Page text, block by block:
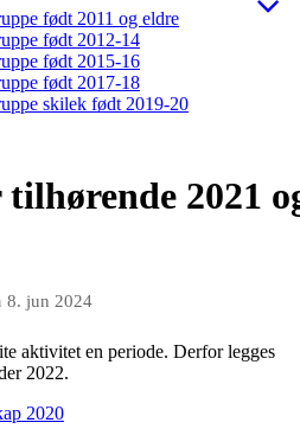
født 2011 og eldre
født 2012-14
født 2015-16
født 2017-18
skilek født 2019-20
2021
8. jun 2024
aktivitet en periode. Derfor legges
2022.
2020